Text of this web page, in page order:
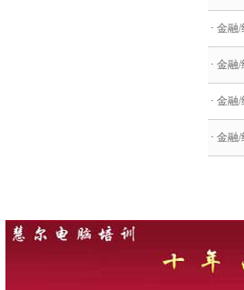
· 金融/
· 金融/
· 金融/
· 金融/